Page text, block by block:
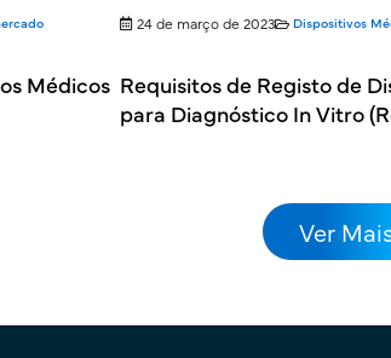
Médicos
24 de março de 2023 Dispositivos
Requisitos de Registo de
para Diagnóstico In Vitro
Ver